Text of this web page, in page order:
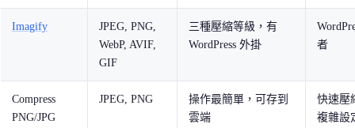
Imagify
JPEG, PNG,
WebP, AVIF,
GIF
三種壓縮等級，有
WordPress 外掛
者
Compress
PNG/JPG
JPEG, PNG
操作最簡單，可存到
雲端
快速壓
複雜設